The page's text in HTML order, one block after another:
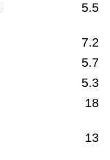
5.5
7.2
5.7
5.3
18
13